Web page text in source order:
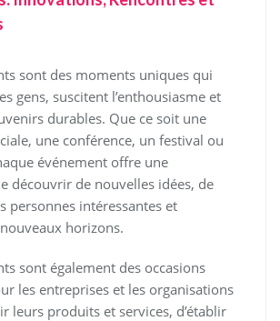
sont des moments uniques qui
gens, suscitent l’enthousiasme et
durables. Que ce soit une
une conférence, un festival ou
événement offre une
découvrir de nouvelles idées, de
personnes intéressantes et
horizons.
sont également des occasions
les entreprises et les organisations
leurs produits et services, d’établir